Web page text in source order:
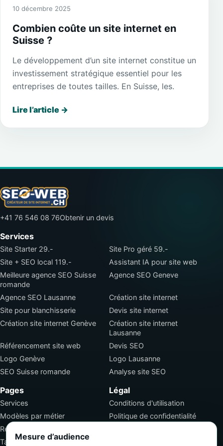
10 décembre 2025
Combien coûte un site internet en
Suisse ?
Le développement d’un site internet constitue un
investissement stratégique essentiel pour les
entreprises de toutes tailles. En Suisse, les.
Lire l’article →
+41 76 546 08 76Obtenir un devis
Services
Site Starter 29.-
Site Pro géré 59.-
Site + SEO local 119.-
Assistant IA pour site web
Meilleure agence SEO Suisse
romande
Agence SEO Geneve
Agence SEO Lausanne
Création site internet
Site pour blanchisserie
Devis site internet
Création site internet Genève
Création site internet
Lausanne
Référencement site web
Devis SEO
Logo Genève
Logo Lausanne
SEO Suisse romande
Analyse site SEO
Pages
Services
Modèles par métier
Réalisations
Tarifs
Légal
Conditions d'utilisation
Politique de confidentialité
Mesure d’audience